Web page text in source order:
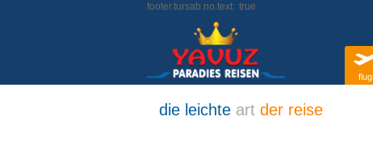
footer.tursab.no.text: true
flug
die leichte art der reise